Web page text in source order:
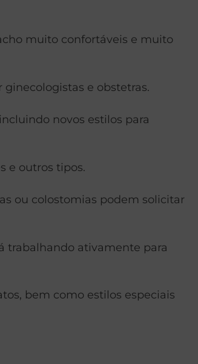
muito confortáveis e muito
e obstetras.
novos estilos para
e outros tipos.
ou colostomias podem solicitar
trabalhando ativamente para
bem como estilos especiais